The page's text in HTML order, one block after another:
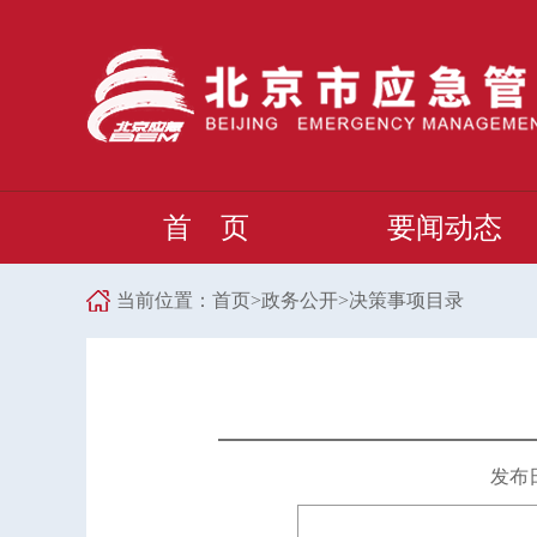
首 页 要闻动态
当前位置： 首页>政务公开>决策事项目录
发布